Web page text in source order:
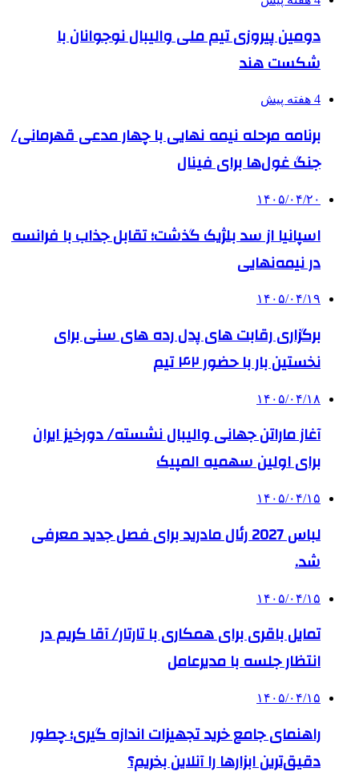
دومین پیروزی تیم ملی والیبال نوجوانان با
شکست هند
4 هفته پیش
برنامه مرحله نیمه نهایی با چهار مدعی قهرمانی/
جنگ غول‌ها برای فینال
۱۴۰۵/۰۴/۲۰
اسپانیا از سد بلژیک گذشت؛ تقابل جذاب با فرانسه
در نیمه‌نهایی
۱۴۰۵/۰۴/۱۹
برگزاری رقابت های پدل رده های سنی برای
نخستین بار با حضور ۴۲ تیم
۱۴۰۵/۰۴/۱۸
آغاز ماراتن جهانی والیبال نشسته/ دورخیز ایران
برای اولین سهمیه المپیک
۱۴۰۵/۰۴/۱۵
لباس 2027 رئال مادرید برای فصل جدید معرفی
شد.
۱۴۰۵/۰۴/۱۵
تمایل باقری برای همکاری با تارتار/ آقا کریم در
انتظار جلسه با مدیرعامل
۱۴۰۵/۰۴/۱۵
راهنمای جامع خرید تجهیزات اندازه گیری؛ چطور
دقیق‌ترین ابزارها را آنلاین بخریم؟